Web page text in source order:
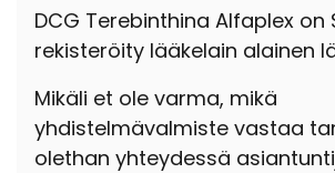
DCG Terebinthina Alfaplex on
rekisteröity lääkelain alainen
Mikäli et ole varma, mikä
yhdistelmävalmiste vastaa
olethan yhteydessä